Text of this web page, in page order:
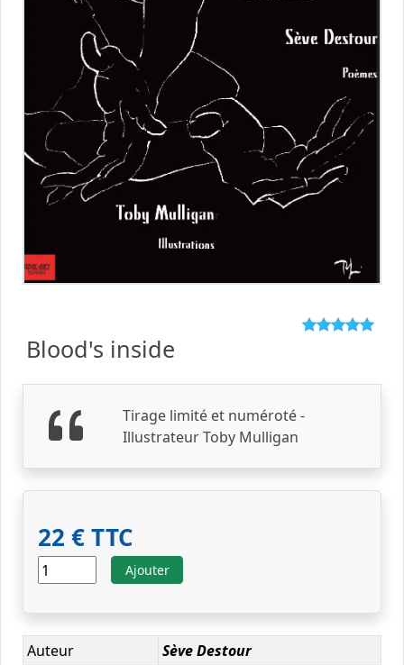
Blood's inside
Tirage limité et numéroté -
Illustrateur Toby Mulligan
22 € TTC
Ajouter
Auteur
Sève Destour